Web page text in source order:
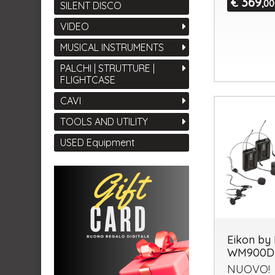
€ ,00
Eikon by
NUOVO!
SILENT DISCO
VIDEO
MUSICAL INSTRUMENTS
PALCHI | STRUTTURE |
FLIGHTCASE
CAVI
TOOLS AND UTILITY
USED Equipment